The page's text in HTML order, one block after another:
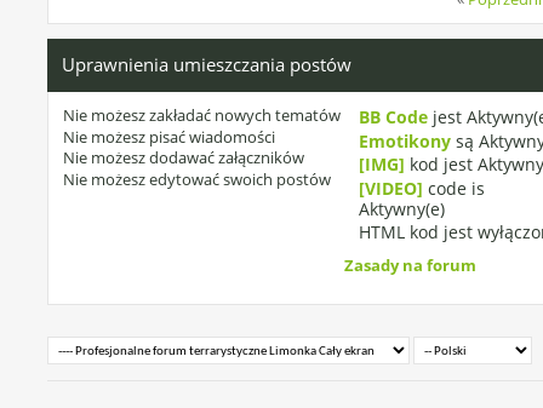
Uprawnienia umieszczania postów
Nie możeszzakładać nowych tematów
Nie możesz pisać wiadomości
Nie możeszdodawać załączników
Nie możeszedytować swoich postów
BB Codejest
Emotikonysą
[IMG] kod jest
[VIDEO] code is
Aktywny(e)
HTML kod jest
Zasady na forum